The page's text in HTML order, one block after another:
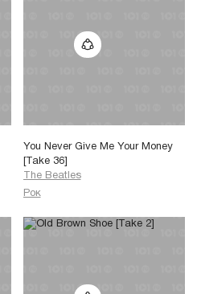
You Never Give Me Your Money
[Take 36]
The Beatles
Рок